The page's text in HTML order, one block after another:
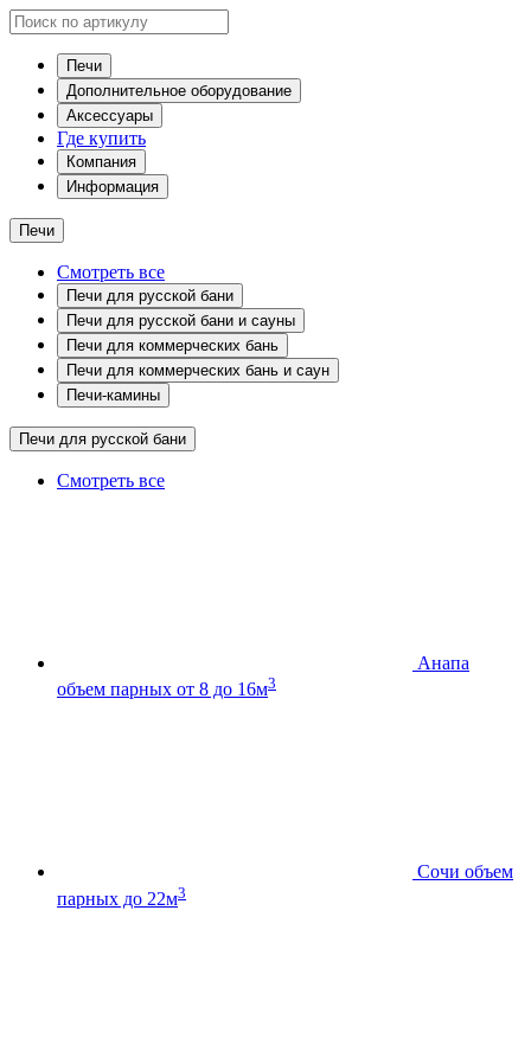
Печи
Дополнительное оборудование
Аксессуары
Где купить
Компания
Информация
Печи
Смотреть все
Печи для русской бани
Печи для русской бани и сауны
Печи для коммерческих бань
Печи для коммерческих бань и саун
Печи-камины
Печи для русской бани
Смотреть все
Анапа
объем парных от 8 до 16м3
Сочи объем
парных до 22м3